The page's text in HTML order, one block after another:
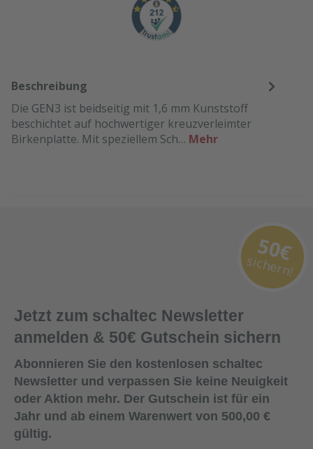
Beschreibung
Die GEN3 ist beidseitig mit 1,6 mm Kunststoff
beschichtet auf hochwertiger kreuzverleimter
Birkenplatte. Mit speziellem Sch… Mehr
Jetzt zum schaltec Newsletter
anmelden & 50€ Gutschein sichern
Abonnieren Sie den kostenlosen schaltec
Newsletter und verpassen Sie keine Neuigkeit
oder Aktion mehr. Der Gutschein ist für ein
Jahr und ab einem Warenwert von 500,00 €
gültig.
50€
sichern!